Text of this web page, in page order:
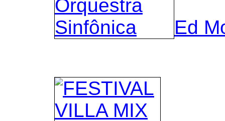
Ed